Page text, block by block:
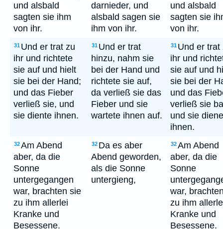
und alsbald
sagten sie ihm
von ihr.
darnieder, und
alsbald sagen sie
ihm von ihr.
und alsbald
sagten sie
von ihr.
31 Und er trat zu
ihr und richtete
sie auf und hielt
sie bei der Hand;
und das Fieber
verließ sie, und
sie diente ihnen.
31 Und er trat
hinzu, nahm sie
bei der Hand und
richtete sie auf,
da verließ sie das
Fieber und sie
wartete ihnen auf.
31 Und er trat
ihr und
sie auf und
sie bei der
und das
verließ sie
und sie
ihnen.
32Am Abend
aber, da die
Sonne
untergegangen
war, brachten sie
zu ihm allerlei
Kranke und
Besessene.
32 Da es aber
Abend geworden,
als die Sonne
untergieng,
32Am Abend
aber, da die
Sonne
war,
zu ihm
Kranke und
Besessene.